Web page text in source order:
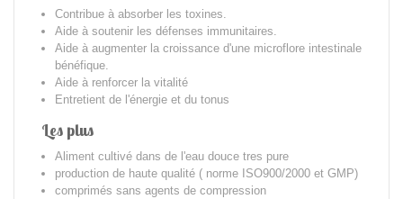
Contribue à absorber les toxines.
Aide à soutenir les défenses immunitaires.
Aide à augmenter la croissance d'une microflore intestinale
bénéfique.
Aide à renforcer la vitalité
Entretient de l'énergie et du tonus
Les plus
Aliment cultivé dans de l'eau douce tres pure
production de haute qualité ( norme ISO900/2000 et GMP)
comprimés sans agents de compression